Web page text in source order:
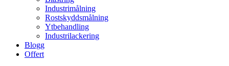
Industrimålning
Rostskyddsmålning
Ytbehandling
Industrilackering
Blogg
Offert